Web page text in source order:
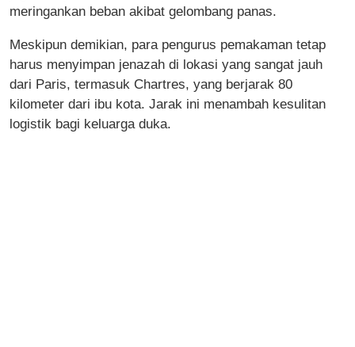
meringankan beban akibat gelombang panas.
Meskipun demikian, para pengurus pemakaman tetap
harus menyimpan jenazah di lokasi yang sangat jauh
dari Paris, termasuk Chartres, yang berjarak 80
kilometer dari ibu kota. Jarak ini menambah kesulitan
logistik bagi keluarga duka.